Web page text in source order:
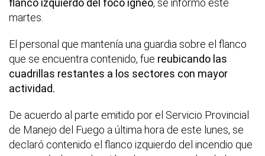
flanco izquierdo del foco ígneo, se informó este
martes.
El personal que mantenía una guardia sobre el flanco
que se encuentra contenido, fue reubicando las
cuadrillas restantes a los sectores con mayor
actividad.
De acuerdo al parte emitido por el Servicio Provincial
de Manejo del Fuego a última hora de este lunes, se
declaró contenido el flanco izquierdo del incendio que